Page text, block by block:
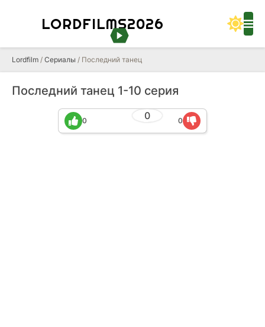
LORDFILMS2026
Lordfilm / Сериалы / Последний танец
Последний танец 1-10 серия
0
0 0